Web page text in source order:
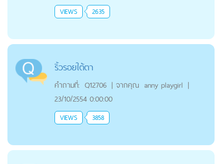
VIEWS 2635
ริ้วรอยใต้ตา
คำถามที่: Q12706 | จากคุณ anny playgirl |
23/10/2554 0:00:00
VIEWS 3858